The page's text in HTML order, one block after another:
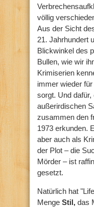
völlig
Aus der Sicht
21. Jahrhundert
Blickwinkel des
Bullen, wie wir
Krimiserien
immer wieder
sorgt. Und
außerirdischen
zusammen den
1973 erkunden.
aber auch als
der Plot – die
Mörder – ist
gesetzt.
Natürlich hat
Menge Stil, das